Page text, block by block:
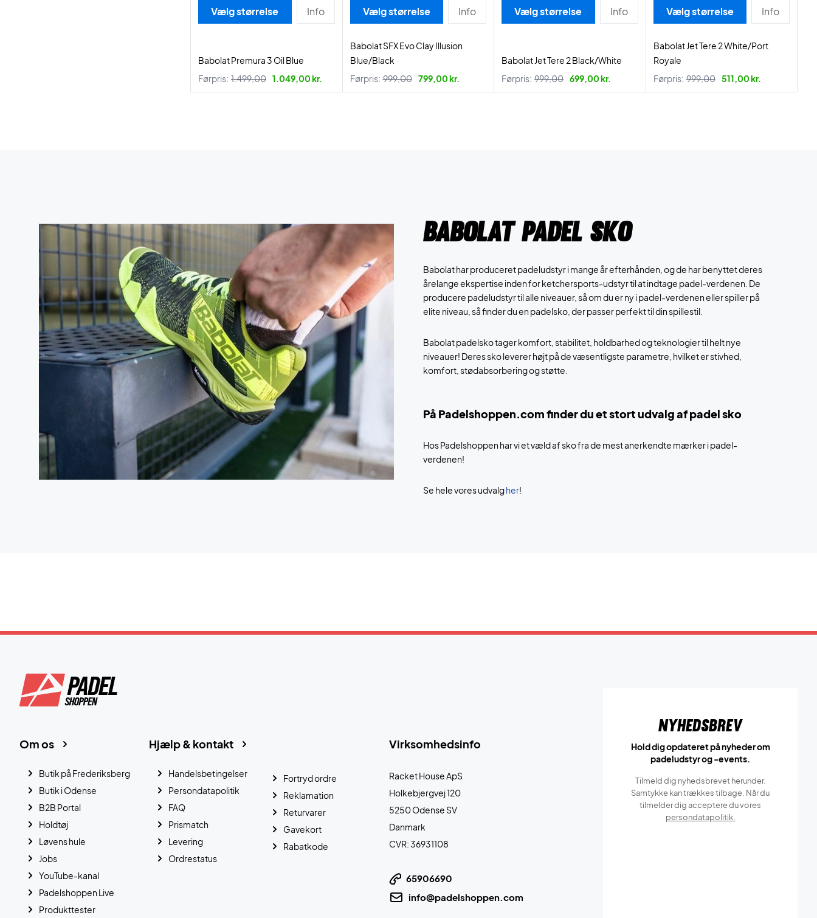
Vælg størrelse Info
Babolat Premura 3 Oil Blue
Førpris: 1.499,00 1.049,00 kr.
Vælg størrelse Info
Babolat SFX Evo Clay Illusion
Blue/Black
Førpris: 999,00 799,00 kr.
Vælg størrelse Info
Babolat Jet Tere 2 Black/White
Førpris: 999,00 699,00 kr.
Vælg størrelse Info
Babolat Jet Tere 2 White/Port
Royale
Førpris: 999,00 511,00 kr.
Babolat Padel Sko
Babolat har produceret padeludstyr i mange år efterhånden, og de har benyttet deres
årelange ekspertise inden for ketchersports-udstyr til at indtage padel-verdenen. De
producere padeludstyr til alle niveauer, så om du er ny i padel-verdenen eller spiller på
elite niveau, så finder du en padelsko, der passer perfekt til din spillestil.
Babolat padelsko tager komfort, stabilitet, holdbarhed og teknologier til helt nye
niveauer! Deres sko leverer højt på de væsentligste parametre, hvilket er stivhed,
komfort, stødabsorbering og støtte.
På Padelshoppen.com finder du et stort udvalg af padel sko
Hos Padelshoppen har vi et væld af sko fra de mest anerkendte mærker i padel-
verdenen!
Se hele vores udvalgher!
Virksomhedsinfo
Racket House ApS
Holkebjergvej 120
5250 Odense SV
Danmark
CVR: 36931108
65906690
info@padelshoppen.com
Hjælp & kontakt
Handelsbetingelser
Persondatapolitik
FAQ
Prismatch
Levering
Ordrestatus
Fortryd ordre
Reklamation
Returvarer
Gavekort
Rabatkode
Om os
Butik på Frederiksberg
Butik i Odense
B2B Portal
Holdtøj
Løvens hule
Jobs
YouTube-kanal
Padelshoppen Live
Produkttester
Nyhedsbrev
Hold dig opdateret på nyheder om
padeludstyr og -events.
Tilmeld dig nyhedsbrevet herunder.
Samtykke kan trækkes tilbage. Når du
tilmelder dig acceptere du vores
persondatapolitik.